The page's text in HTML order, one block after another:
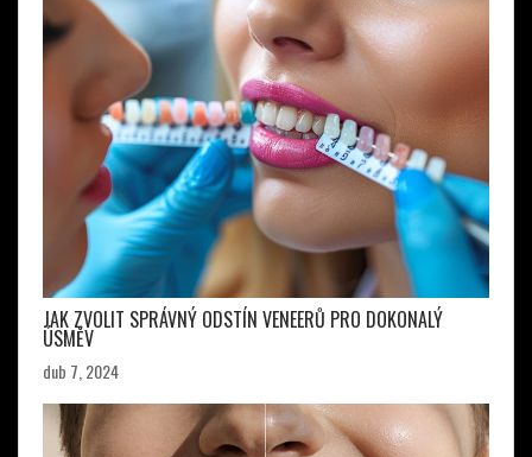
JAK ZVOLIT SPRÁVNÝ ODSTÍN VENEERŮ PRO DOKONALÝ
ÚSMĚV
dub 7, 2024